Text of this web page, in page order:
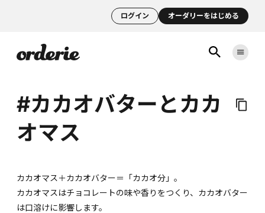
ログイン オーダリーをはじめる
#カカオバターとカカ
オマス
カカオマス＋カカオバター＝「カカオ分」。
カカオマスはチョコレートの味や香りをつくり、カカオバター
は口溶けに影響します。